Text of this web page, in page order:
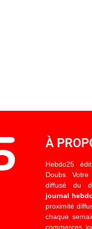
À
Hebdo25
Doubs. Votre
diffusé du
journal
proximité
chaque
commerces